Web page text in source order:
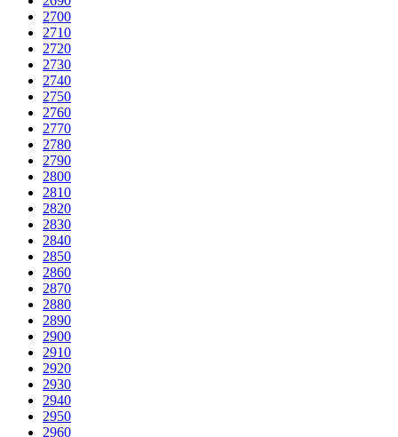
2700
2710
2720
2730
2740
2750
2760
2770
2780
2790
2800
2810
2820
2830
2840
2850
2860
2870
2880
2890
2900
2910
2920
2930
2940
2950
2960